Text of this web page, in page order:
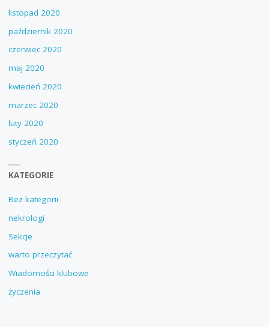
listopad 2020
październik 2020
czerwiec 2020
maj 2020
kwiecień 2020
marzec 2020
luty 2020
styczeń 2020
KATEGORIE
Bez kategorii
nekrologi
Sekcje
warto przeczytać
Wiadomości klubowe
życzenia